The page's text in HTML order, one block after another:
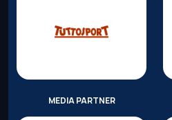
MEDIA PARTNER